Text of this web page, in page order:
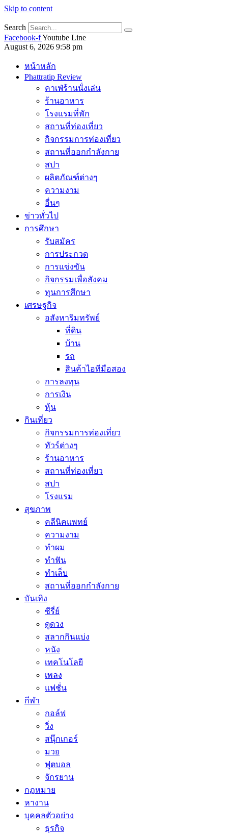
Skip to content
Search
Facebook-fYoutube Line
August 6, 2026 9:58 pm
หน้าหลัก
Phattratip Review
คาเฟ่ร้านนั่งเล่น
ร้านอาหาร
โรงแรมที่พัก
สถานที่ท่องเที่ยว
กิจกรรมการท่องเที่ยว
สถานที่ออกกำลังกาย
สปา
ผลิตภัณฑ์ต่างๆ
ความงาม
อื่นๆ
ข่าวทั่วไป
การศึกษา
รับสมัคร
การประกวด
การแข่งขัน
กิจกรรมเพื่อสังคม
ทุนการศึกษา
เศรษฐกิจ
อสังหาริมทรัพย์
ที่ดิน
บ้าน
รถ
สินค้าไอทีมือสอง
การลงทุน
การเงิน
หุ้น
กินเที่ยว
กิจกรรมการท่องเที่ยว
ทัวร์ต่างๆ
ร้านอาหาร
สถานที่ท่องเที่ยว
สปา
โรงแรม
สุขภาพ
คลีนิคแพทย์
ความงาม
ทำผม
ทำฟัน
ทำเล็บ
สถานที่ออกกำลังกาย
บันเทิง
ซีรี่ย์
ดูดวง
สลากกินแบ่ง
หนัง
เทคโนโลยี
เพลง
แฟชั่น
กีฬา
กอล์ฟ
วิ่ง
สนุ๊กเกอร์
มวย
ฟุตบอล
จักรยาน
กฏหมาย
หางาน
บุคคลตัวอย่าง
ธุรกิจ